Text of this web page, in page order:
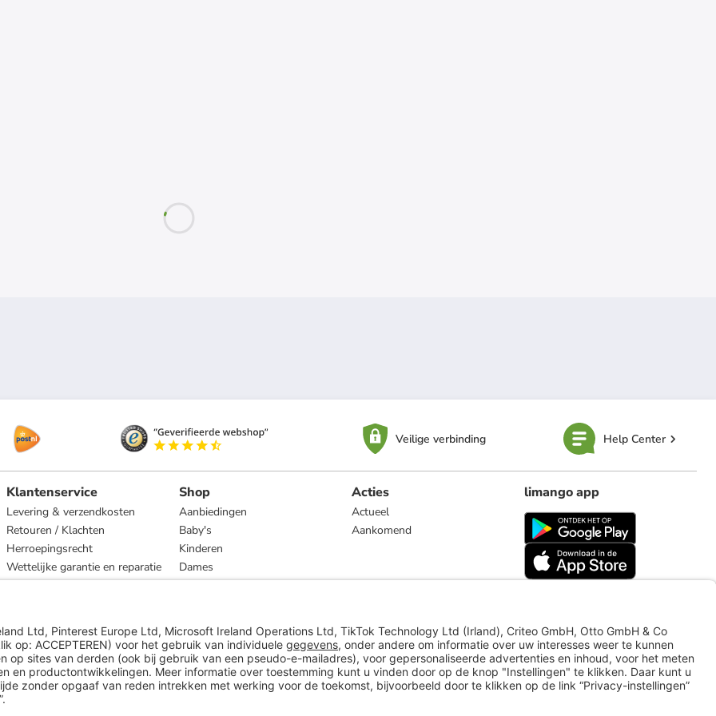
Veilige verbinding Help Center
Klantenservice
Levering & verzendkosten
Retouren / Klachten
Herroepingsrecht
Wettelijke garantie en reparatie
Shop
Aanbiedingen
Baby's
Kinderen
Dames
Heren
Acties
Actueel
Aankomend
limango app
limango.de limango.pl